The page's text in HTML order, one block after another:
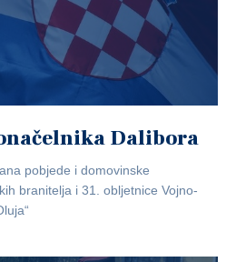
Dalibora
pobjede i domovinske
branitelja i 31. obljetnice Vojno-